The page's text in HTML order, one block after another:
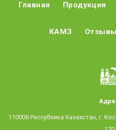
Главная Продукция
КАМЗ Отзывы
110006 Республика Казахстан, г.